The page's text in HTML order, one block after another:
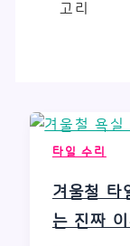
고리
타일 수리
겨울철 타
는 진짜